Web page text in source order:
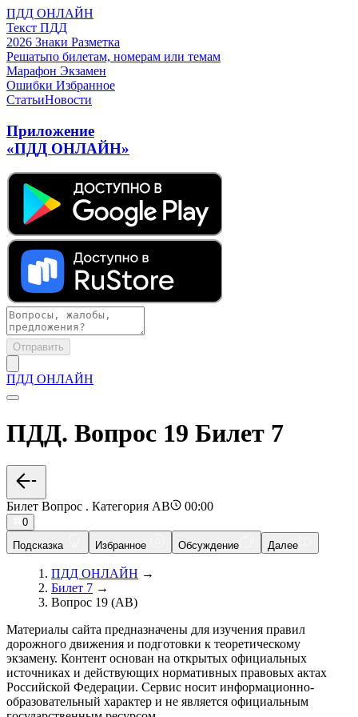
ПДД ОНЛАЙН
Текст ПДД
2026 Знаки Разметка
Решатьпо билетам, номерам или темам
Марафон Экзамен
Ошибки Избранное
СтатьиНовости
Приложение
«ПДД ОНЛАЙН»
Отправить
ПДД ОНЛАЙН
ПДД. Вопрос 19 Билет 7
Билет Вопрос . Категория AB 00:00
0
Подсказка
Избранное Обсуждение Далее
ПДД ОНЛАЙН →
Билет 7 →
Вопрос 19 (AB)
Материалы сайта предназначены для изучения правил
дорожного движения и подготовки к теоретическому
экзамену. Контент основан на открытых официальных
источниках и действующих нормативных правовых актах
Российской Федерации. Сервис носит информационно-
образовательный характер и не является официальным